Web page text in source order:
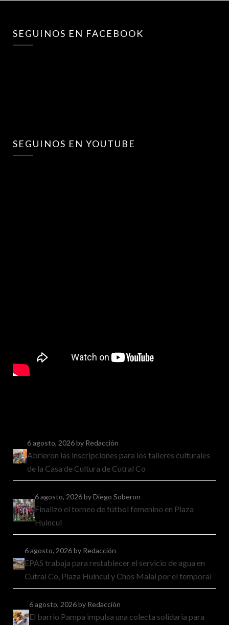
SEGUINOS EN FACEBOOK
SEGUINOS EN YOUTUBE
6 agosto, 2026by Redacción
Abrieron las inscripciones para los talleres culturales
de la Casa de Cultura de Cutral Co
6 agosto, 2026by Diego Soberon
Finalizó el torneo de fútbol femenino en Plaza
Huincul
6 agosto, 2026by Redacción
EPAS trabaja para restablecer el servicio de agua en
Cutral Co, Plaza Huincul y Chos Malal por el temporal
6 agosto, 2026by Redacción
El barrio Pampa impulsa una colecta solidaria para